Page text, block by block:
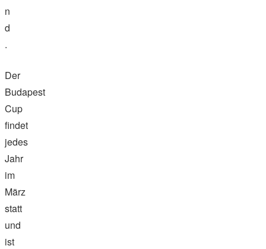
n
d
.
Der
Budapest
Cup
findet
jedes
Jahr
im
März
statt
und
ist